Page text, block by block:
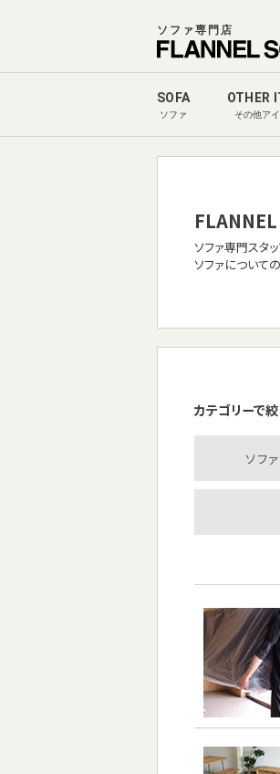
ソファ専門店
SOFA
ソファ
OTHER
その他ア
ソファ専門スタ
ソファについて
カテゴリーで
ソフ